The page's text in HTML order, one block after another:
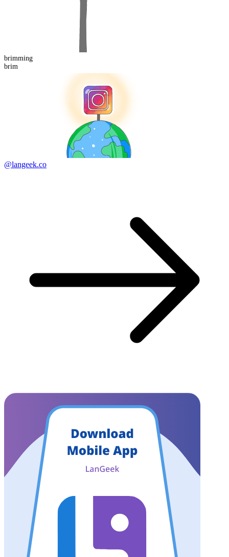
brimming
brim
@langeek.co